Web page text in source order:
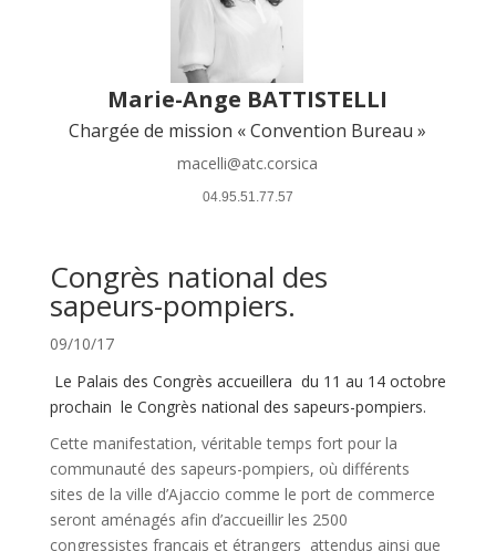
Marie-Ange BATTISTELLI
Chargée de mission « Convention Bureau »
macelli@atc.corsica
04.95.51.77.57
Congrès national des
sapeurs-pompiers.
09/10/17
Le Palais des Congrès accueillera du 11 au 14 octobre
prochain le Congrès national des sapeurs-pompiers.
Cette manifestation, véritable temps fort pour la
communauté des sapeurs-pompiers, où différents
sites de la ville d’Ajaccio comme le port de commerce
seront aménagés afin d’accueillir les 2500
congressistes français et étrangers attendus ainsi que